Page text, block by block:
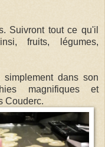
Suivront tout ce qu'il
fruits, légumes,
dans son
magnifiques et
Couderc.